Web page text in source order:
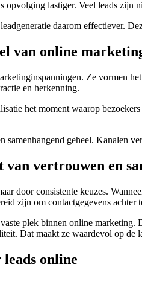
lastiger. Veel leads zijn
daarom effectiever.
van online
Ze vormen
en herkenning.
het moment waarop
samenhangend geheel. Kanalen
van vertrouwen en
door consistente keuzes.
zijn om contactgegevens
plek binnen online
Dat maakt ze waardevol op de
leads online